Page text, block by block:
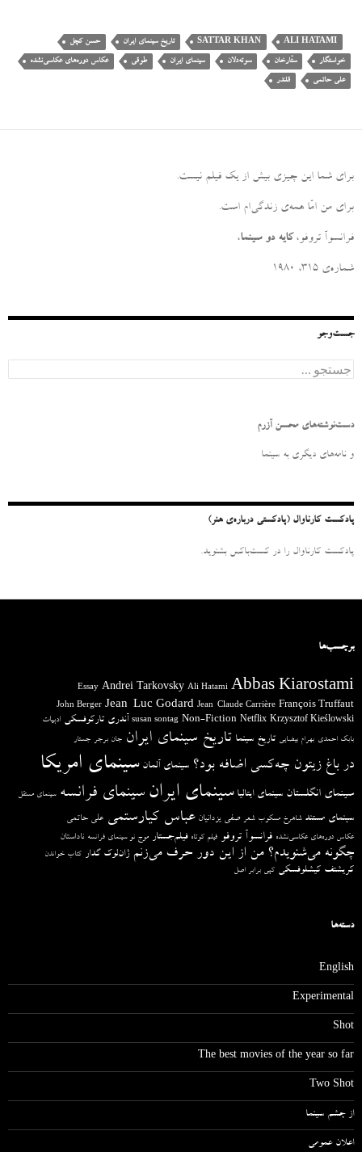
ALI HATAMI
SATTAR KHAN تاریخ سینمای ایران حسن کچل
خواستگار ستّارخان سوته‌دلان سینمای ایران طوقی عکاس دوره‌های عکاسی‌نشده
علی حاتمی قلندر
برای شما این چیزی بیش از یک فیلم نیست.
برای من امّا همه‌ی زندگی‌ام است.
فرانسوآ تروفو، کایه دو سینما،
شماره‌ی ۳۱۵، ۱۹۸۰
جست‌وجو
ج
س
و
ر
دست‌نوشته‌های محسن آزرم
و نامه‌‌های دیگری به سینما
پادکست کارناوال (پادکستی درباره‌ی هنر)
پادکست کارناوال را در کست‌باکس بشنوید.
برچسب‌ها
Abbas Kiarostami
Ali Hatami
Andrei Tarkovsky
Essay
François Truffaut
Jean-Claude Carrière
Jean-Luc Godard
John Berger
Krzysztof Kieślowski
Netflix
Non-Fiction
susan sontag آندری تارکوفسکی ادبیات
بابک احمدی بهرام بیضایی تاریخ سینما تاریخ سینمای ایران جان برجر جستار
در باغ زیتون چه‌کسی اضافه بود؟ سینمای آلمان سینمای امریکا
سینمای انگلستان سینمای ایتالیا سینمای ایران سینمای فرانسه سینمای مستقل
سینمای مستند شاهرخ مسکوب شعر صفی یزدانیان عباس کیارستمی علی حاتمی
عکاس دوره‌های عکاسی‌نشده فرانسوآ تروفو فیلم کوتاه فیلم‌جستار موج نو سینمای فرانسه ناداستان
چگونه می‌شنویدم؟ من از این دور حرف می‌زنم ژان‌لوک گدار کتاب خواندن
کریشتف کیشلوفسکی کپی برابر اصل
دسته‌ها
English
Experimental
Shot
The best movies of the year so far
Two Shot
از چشم سینما
اعلان عمومی